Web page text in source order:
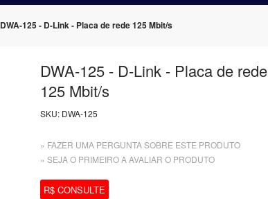
DWA-125 - D-Link - Placa de rede 125 Mbit/s
DWA-125 - D-Link - Placa de rede
125 Mbit/s
SKU: DWA-125
» FAZER UMA PERGUNTA SOBRE ESTE PRODUTO
» SEJA O PRIMEIRO A AVALIAR O PRODUTO
R$ CONSULTE